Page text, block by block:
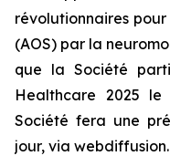
révolutionnaires
(AOS) par la
que la Société
Healthcare 2025
Société fera une
jour, via webdiffusion.